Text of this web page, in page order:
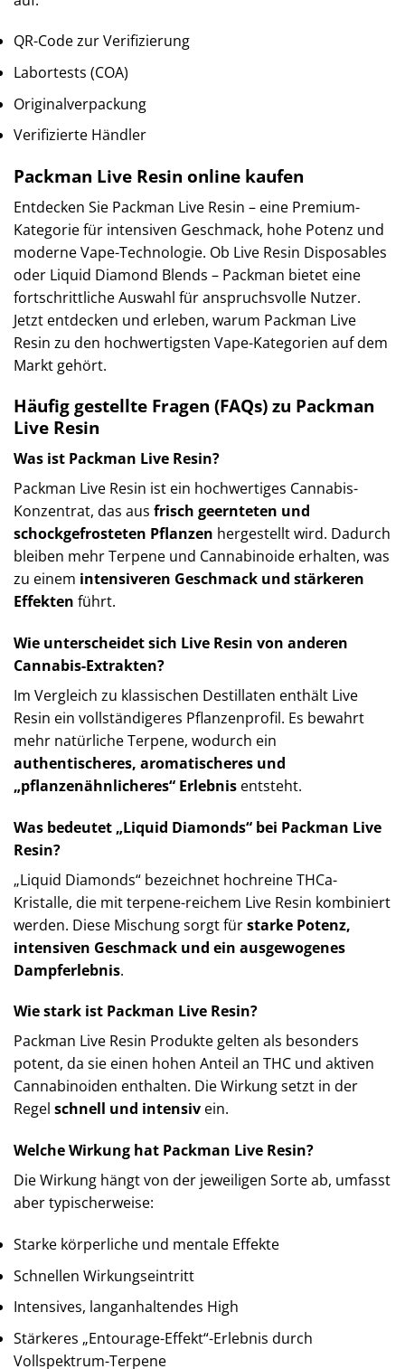
QR-Code zur Verifizierung
Labortests (COA)
Originalverpackung
Verifizierte Händler
Packman Live Resin online kaufen
Entdecken Sie Packman Live Resin – eine Premium-
Kategorie für intensiven Geschmack, hohe Potenz und
moderne Vape-Technologie. Ob Live Resin Disposables
oder Liquid Diamond Blends – Packman bietet eine
fortschrittliche Auswahl für anspruchsvolle Nutzer.
Jetzt entdecken und erleben, warum Packman Live
Resin zu den hochwertigsten Vape-Kategorien auf dem
Markt gehört.
Häufig gestellte Fragen (FAQs) zu Packman
Live Resin
Was ist Packman Live Resin?
Packman Live Resin ist ein hochwertiges Cannabis-
Konzentrat, das aus frisch geernteten und
schockgefrosteten Pflanzen hergestellt wird. Dadurch
bleiben mehr Terpene und Cannabinoide erhalten, was
zu einem intensiveren Geschmack und stärkeren
Effekten führt.
Wie unterscheidet sich Live Resin von anderen
Cannabis-Extrakten?
Im Vergleich zu klassischen Destillaten enthält Live
Resin ein vollständigeres Pflanzenprofil. Es bewahrt
mehr natürliche Terpene, wodurch ein
authentischeres, aromatischeres und
„pflanzenähnlicheres“ Erlebnis entsteht.
Was bedeutet „Liquid Diamonds“ bei Packman Live
Resin?
„Liquid Diamonds“ bezeichnet hochreine THCa-
Kristalle, die mit terpene-reichem Live Resin kombiniert
werden. Diese Mischung sorgt fürstarke Potenz,
intensiven Geschmack und ein ausgewogenes
Dampferlebnis.
Wie stark ist Packman Live Resin?
Packman Live Resin Produkte gelten als besonders
potent, da sie einen hohen Anteil an THC und aktiven
Cannabinoiden enthalten. Die Wirkung setzt in der
Regel schnell und intensiv ein.
Welche Wirkung hat Packman Live Resin?
Die Wirkung hängt von der jeweiligen Sorte ab, umfasst
aber typischerweise:
Starke körperliche und mentale Effekte
Schnellen Wirkungseintritt
Intensives, langanhaltendes High
Stärkeres „Entourage-Effekt“-Erlebnis durch
Vollspektrum-Terpene